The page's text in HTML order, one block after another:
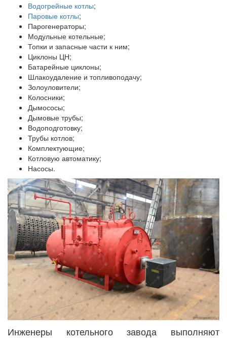
Водогрейные котлы;
Паровые котлы;
Парогенераторы;
Модульные котельные;
Топки и запасные части к ним;
Циклоны ЦН;
Батарейные циклоны;
Шлакоудаление и топливоподачу;
Золоуловители;
Колосники;
Дымососы;
Дымовые трубы;
Водоподготовку;
Трубы котлов;
Комплектующие;
Котловую автоматику;
Насосы.
Инженеры котельного завода выполняют